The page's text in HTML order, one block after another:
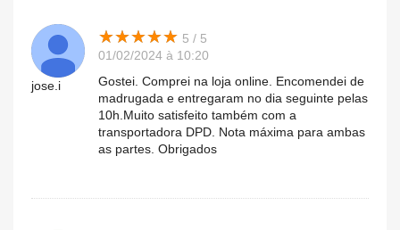
jose.i
★★★★★
★★★★★ 5 / 5
01/02/2024 à 10:20
Gostei. Comprei na loja online. Encomendei de
madrugada e entregaram no dia seguinte pelas
10h.Muito satisfeito também com a
transportadora DPD. Nota máxima para ambas
as partes. Obrigados